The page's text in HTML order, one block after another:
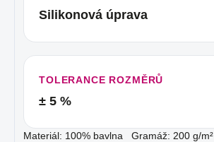
Silikonová úprava
TOLERANCE ROZMĚRŮ
± 5 %
Materiál: 100% bavlna Gramáž: 200 g/m²